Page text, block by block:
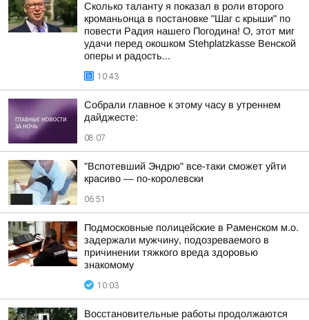
Сколько таланту я показал в роли второго
кроманьонца в постановке "Шаг с крыши" по
повести Радия нашего Погодина! О, этот миг
удачи перед окошком Stehplatzkasse Венской
оперы и радость...
10:43
Собрали главное к этому часу в утреннем
дайджесте:
08:07
"Вспотевший Эндрю" все-таки сможет уйти
красиво — по-королевски
06:51
Подмосковные полицейские в Раменском м.о.
задержали мужчину, подозреваемого в
причинении тяжкого вреда здоровью
знакомому
10:03
Восстановительные работы продолжаются